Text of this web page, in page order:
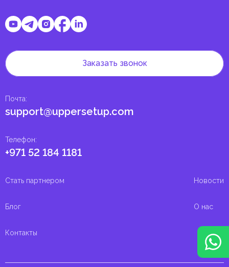
Телефон:
+971 52 184 1181
Почта:
support@uppersetup.com
Заказать звонок
Стать партнером Новости
Блог О нас
Контакты